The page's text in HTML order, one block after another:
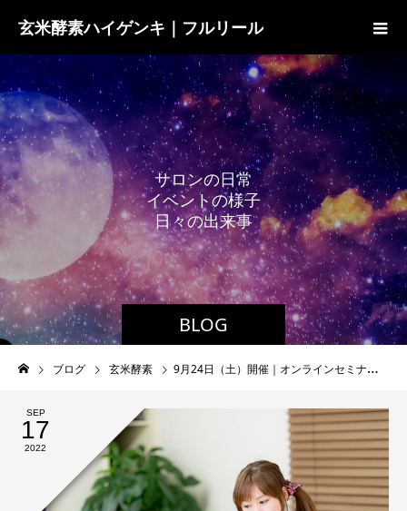
玄米酵素ハイゲンキ｜フルリール
BLOG
サロンの日常
イベン トの様子
日々の出来事
ブログ 玄米酵素 9月24日（土）開催｜オンラインセミナー『真山政文の書籍発売記念セミナー』のお知らせ
SEP
17
2022